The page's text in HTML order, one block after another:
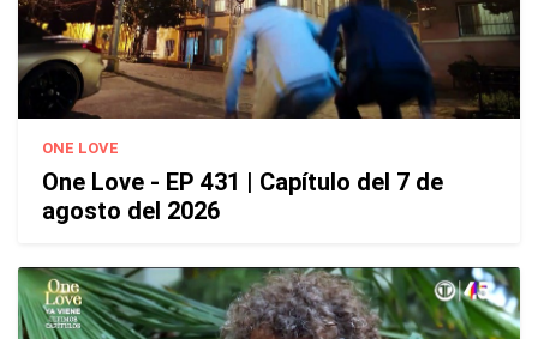
ONE LOVE
One Love - EP 431 | Capítulo del 7 de
agosto del 2026